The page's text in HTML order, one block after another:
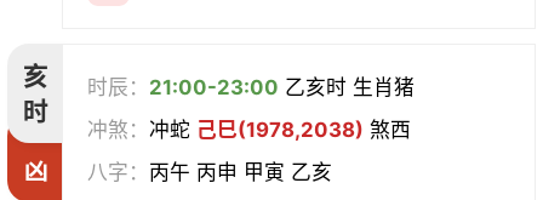
亥
时
凶
时辰： 21:00-23:00 乙亥时 生肖猪
冲煞：冲蛇 己巳(1978,2038) 煞西
八字： 丙午 丙申 甲寅 乙亥